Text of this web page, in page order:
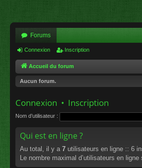
Forums
Connexion Inscription
Accueil du forum
Aucun forum.
Connexion • Inscription
Nom d’utilisateur :
Qui est en ligne ?
Au total, il y a 7 utilisateurs en ligne :: 6
Le nombre maximal d’utilisateurs en